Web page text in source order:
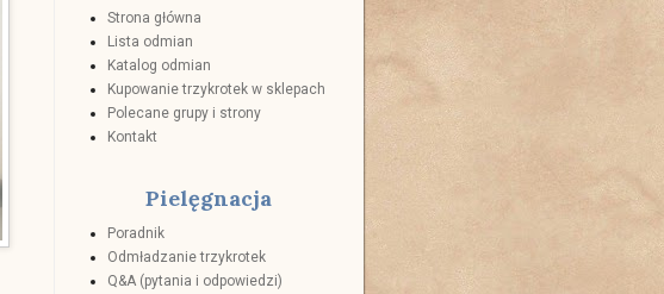
Strona główna
Lista odmian
Katalog odmian
Kupowanie trzykrotek w sklepach
Polecane grupy i strony
Kontakt
Pielęgnacja
Poradnik
Odmładzanie trzykrotek
Q&A (pytania i odpowiedzi)